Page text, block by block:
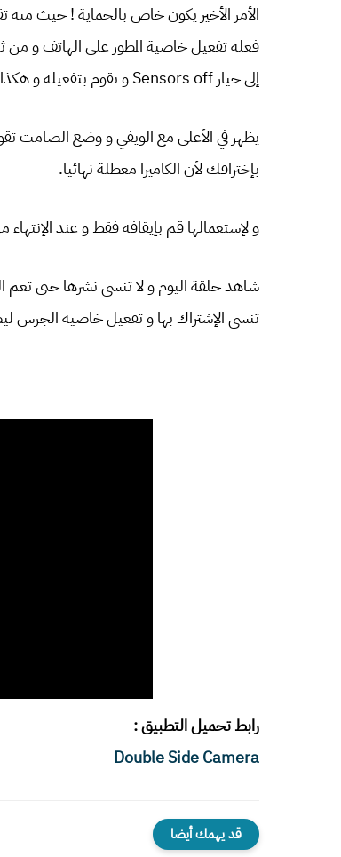
الأمر الأخير يكون خاص بالحماية ! حيث
فعله تفعيل خاصية المطور على الهاتف و
إلى خيار Sensors off و تقوم بتفعيله و هكذا خلاص .
يظهر في الأعلى مع الويفي و وضع الصامت
بإختراقك لأن الكاميرا معطلة نهائيا.
و لإستعمالها قم بإيقافه فقط و عند
شاهد حلقة اليوم و لا تنسى نشرها حتى تعم
تنسى الإشتراك بها و تفعيل خاصية الجرس
رابط تحميل التطبيق :
Double Side Camera
قد يهمك أيضا